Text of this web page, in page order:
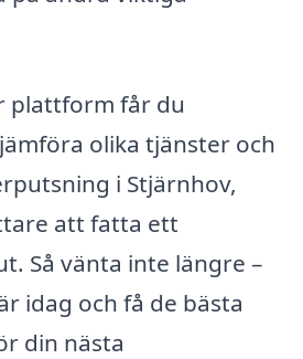
plattform får du
olika tjänster och
i Stjärnhov,
att fatta ett
Så vänta inte längre –
idag och få de bästa
din nästa